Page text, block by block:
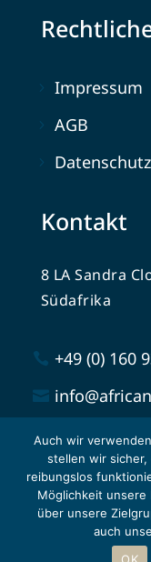
Impressum
AGB
Datenschutz
Kontakt
8 LA Sandra
Südafrika
+49 (0) 160
African
Auch wir
stellen wir sicher,
reibungslos
Möglichkeit
über unsere
auch
OK